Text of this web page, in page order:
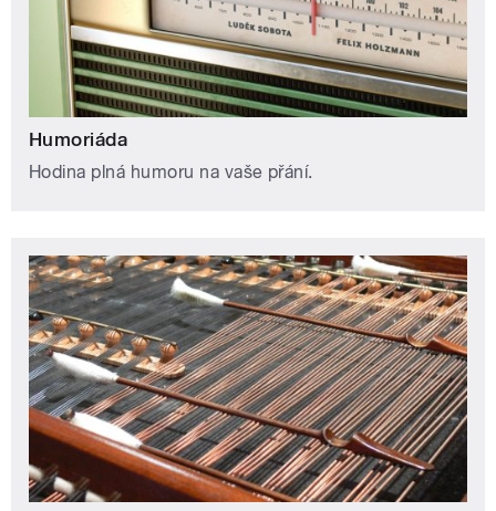
Humoriáda
Hodina plná humoru na vaše přání.